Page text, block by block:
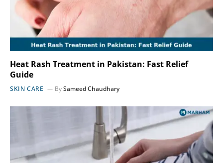
Heat Rash Treatment in Pakistan: Fast Relief
Guide
SKIN CARE By Sameed Chaudhary